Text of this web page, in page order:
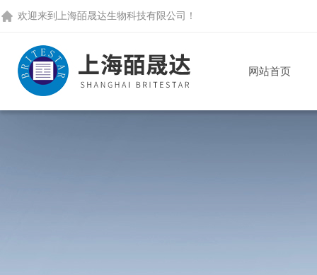
欢迎来到 上海皕晟达生物科技有限公司 ！
网站首页